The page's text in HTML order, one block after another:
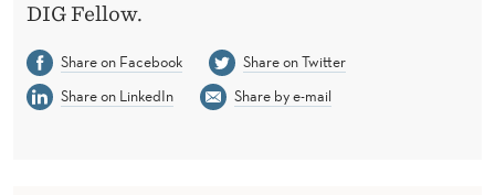
DIG Fellow.
Share on Facebook
Share on Twitter
Share on LinkedIn
Share by e-mail